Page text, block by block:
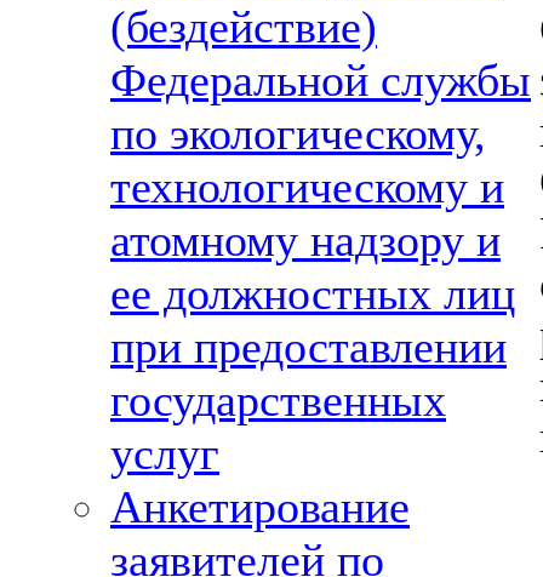
(бездействие)
Федеральной службы
по экологическому,
технологическому и
атомному надзору и
ее должностных лиц
при предоставлении
государственных
услуг
Анкетирование
заявителей по